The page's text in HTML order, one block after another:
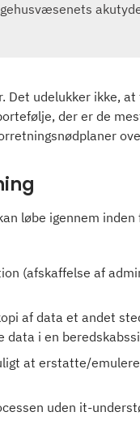
Det udelukker ikke,
der er de
løbe igennem inden
(afskaffelse af
af data et andet
data i en
at erstatte/
uden it-